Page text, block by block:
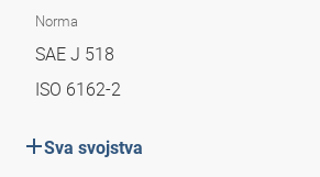
Norma
SAE J 518
ISO 6162-2
Sva svojstva